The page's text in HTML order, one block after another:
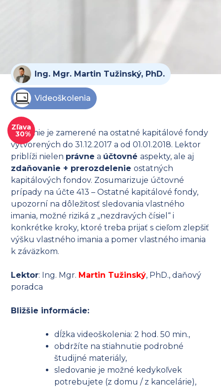
Ing. Mgr. Martin Tužinský, PhD.
Videoškolenia
Zľava
30%
Školenie je zamerené na ostatné kapitálové fondy
vytvorených do 31.12.2017 a od 01.01.2018. Lektor
priblíži nielen právne a účtovnéaspekty, ale aj
zdaňovanie + prerozdelenieostatných
kapitálových fondov. Zosumarizuje účtovné
prípady na účte 413 – Ostatné kapitálové fondy,
upozorní na dôležitosť sledovania vlastného
imania, možné riziká z „nezdravých čísiel“ i
konkrétke kroky, ktoré treba prijať s cieľom zlepšiť
výšku vlastného imania a pomer vlastného imania
k záväzkom.
Lektor: Ing. Mgr. Martin Tužinský, PhD., daňový
poradca
Bližšie informácie:
dĺžka videoškolenia: 2 hod. 50 min.,
obdržíte na stiahnutie podrobné
študijné materiály,
sledovanie je možné kedykoľvek
potrebujete (z domu / z kancelárie),